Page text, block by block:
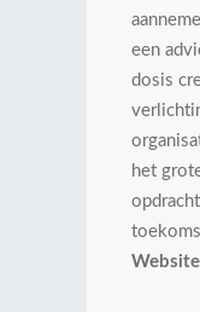
een
dosis
het